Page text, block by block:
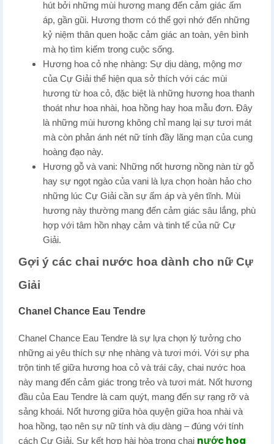
hút bởi những mùi hương mang đến cảm giác ấm
áp, gần gũi. Hương thơm có thể gợi nhớ đến những
kỷ niệm thân quen hoặc cảm giác an toàn, yên bình
mà họ tìm kiếm trong cuộc sống.
Hương hoa cỏ nhẹ nhàng: Sự dịu dàng, mộng mơ
của Cự Giải thể hiện qua sở thích với các mùi
hương từ hoa cỏ, đặc biệt là những hương hoa thanh
thoát như hoa nhài, hoa hồng hay hoa mẫu đơn. Đây
là những mùi hương không chỉ mang lại sự tươi mát
mà còn phản ánh nét nữ tính đầy lãng mạn của cung
hoàng đạo này.
Hương gỗ và vani: Những nốt hương nồng nàn từ gỗ
hay sự ngọt ngào của vani là lựa chọn hoàn hảo cho
những lúc Cự Giải cần sự ấm áp và yên tĩnh. Mùi
hương này thường mang đến cảm giác sâu lắng, phù
hợp với tâm hồn nhạy cảm và tinh tế của nữ Cự
Giải.
Gợi ý các chai nước hoa dành cho nữ Cự
Giải
Chanel Chance Eau Tendre
Chanel Chance Eau Tendre là sự lựa chọn lý tưởng cho
những ai yêu thích sự nhẹ nhàng và tươi mới. Với sự pha
trộn tinh tế giữa hương hoa cỏ và trái cây, chai nước hoa
này mang đến cảm giác trong trẻo và tươi mát. Nốt hương
đầu của Eau Tendre là cam quýt, mang đến sự rạng rỡ và
sảng khoái. Nốt hương giữa hòa quyện giữa hoa nhài và
hoa hồng, tạo nên sự nữ tính và dịu dàng – đúng với tính
cách Cự Giải. Sự kết hợp hài hòa trong chai nước hoa